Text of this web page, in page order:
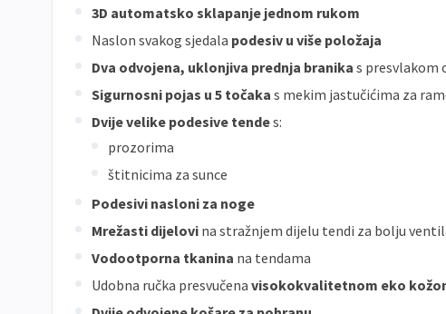
3D automatsko sklapanje jednom rukom
Naslon svakog sjedala podesiv u više položaja
Dva odvojena, uklonjiva prednja branika s presvlakom
Sigurnosni pojas u 5 točaka s mekim jastučićima za
Dvije velike podesive tendes:
prozorima
štitnicima za sunce
Podesivi nasloni za noge
Mrežasti dijelovi na stražnjem dijelu tendi za bolju
Vodootporna tkanina na tendama
Udobna ručka presvučena visokokvalitetnom eko